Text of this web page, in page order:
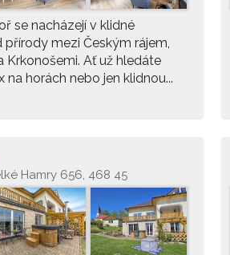
se nacházejí v klidné
mezi Českým rájem,
Krkonošemi. Ať už hledáte
na horách nebo jen klidnou...
Hamry 656, 468 45